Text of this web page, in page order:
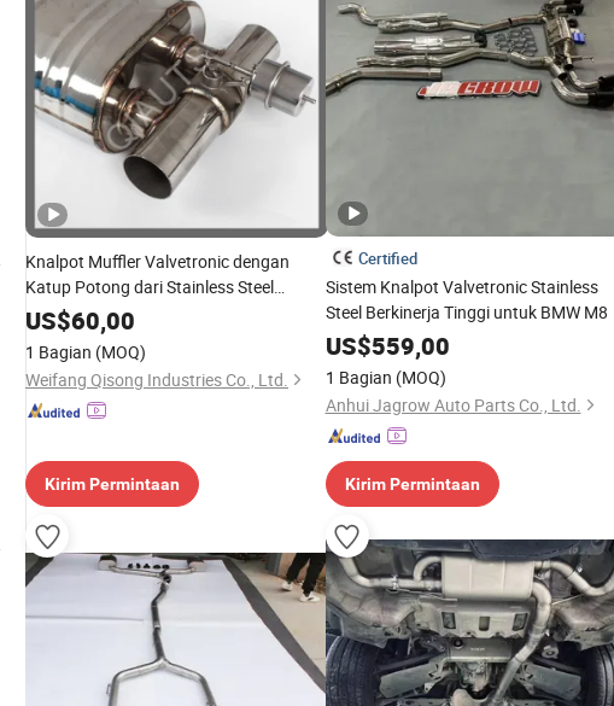
Knalpot Muffler Valvetronic dengan
Katup Potong dari Stainless Steel
Berkinerja Tinggi 304 untuk Mobil
US$60,00
1 Bagian (MOQ)
Weifang Qisong Industries Co., Ltd.
Kirim Permintaan
Certified
Sistem Knalpot Valvetronic Stainless
Steel Berkinerja Tinggi untuk BMW M8
US$559,00
1 Bagian (MOQ)
Anhui Jagrow Auto Parts Co., Ltd.
Kirim Permintaan